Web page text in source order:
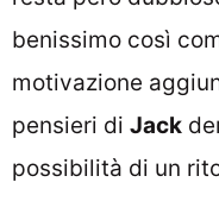
benissimo così
motivazione
pensieri di Jack
possibilità di un